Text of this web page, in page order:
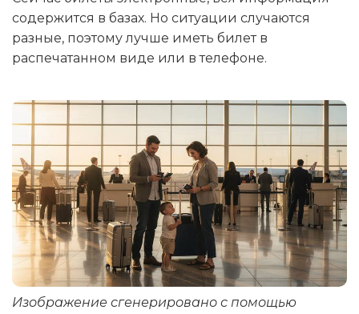
содержится в базах. Но ситуации случаются
разные, поэтому лучше иметь билет в
распечатанном виде или в телефоне.
Изображение сгенерировано с помощью